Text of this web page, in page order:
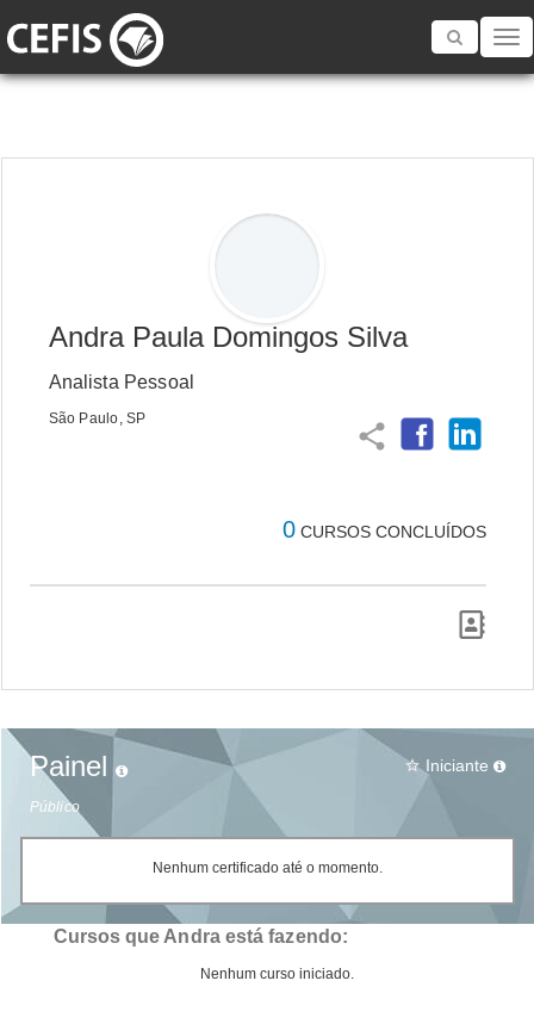
Toggle
Andra Paula Domingos Silva
Analista Pessoal
São Paulo, SP
share
0 CURSOS CONCLUÍDOS
Painel
Público
star_border Iniciante
Nenhum certificado até o momento.
Cursos que Andra está fazendo:
Nenhum curso iniciado.